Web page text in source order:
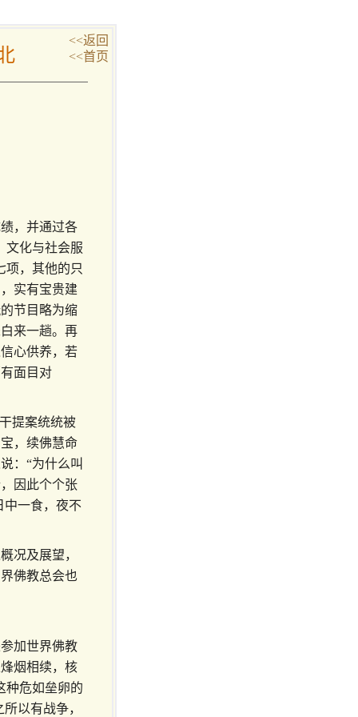
<<返回
<<首页
，并通过各
文化与社会服
项，其他的只
实有宝贵建
节目略为缩
来一趟。再
心供养，若
面目对
提案统统被
，续佛慧命
：“为什么叫
因此个个张
中一食，夜不
况及展望，
佛教总会也
加世界佛教
烟相续，核
种危如垒卵的
以有战争，